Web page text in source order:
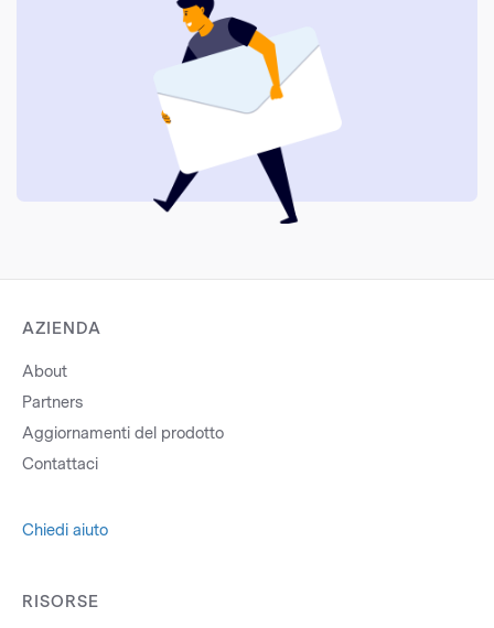
AZIENDA
About
Partners
Aggiornamenti del prodotto
Contattaci
Chiedi aiuto
RISORSE